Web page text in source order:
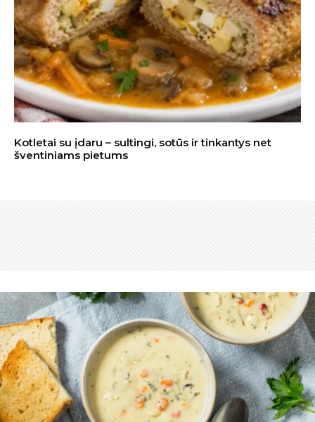
Kotletai su įdaru – sultingi, sotūs ir tinkantys net
šventiniams pietums